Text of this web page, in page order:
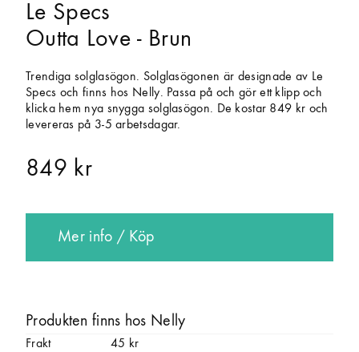
Le Specs
Outta Love - Brun
Trendiga solglasögon. Solglasögonen är designade av Le
Specs och finns hos Nelly. Passa på och gör ett klipp och
klicka hem nya snygga solglasögon. De kostar 849 kr och
levereras på 3-5 arbetsdagar.
849 kr
Mer info / Köp
Produkten finns hos Nelly
Frakt
45 kr